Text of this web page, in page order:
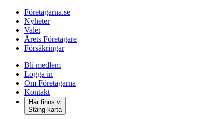
Företagarna.se
Nyheter
Valet
Årets Företagare
Försäkringar
Bli medlem
Logga in
Om Företagarna
Kontakt
Här finns vi
Stäng karta